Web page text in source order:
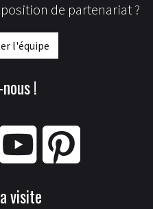
de partenariat ?
l'équipe
!
visite